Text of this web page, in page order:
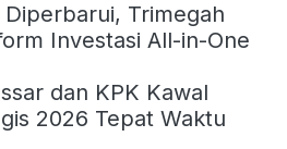
Diperbarui, Trimegah
Investasi All-in-One
dan KPK Kawal
2026 Tepat Waktu